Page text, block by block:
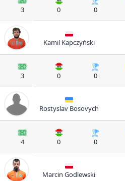
3 0 0
Kamil Kapczyński
3 0 0
Rostyslav Bosovych
4 0 0
Marcin Godlewski